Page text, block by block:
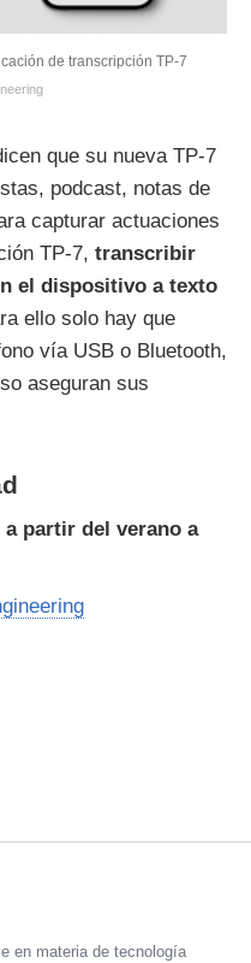
de transcripción TP-7
que su nueva TP-7
podcast, notas de
capturar actuaciones
TP-7, transcribir
el dispositivo a texto
ello solo hay que
vía USB o Bluetooth,
aseguran sus
partir del verano a
en materia de tecnología